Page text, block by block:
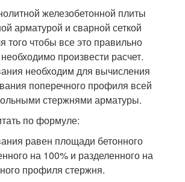
железобетонной плиты
арматурой и сварной сеткой
того чтобы все это правильно
произвести расчет.
необходим для вычисления
поперечного профиля всей
стержнями арматуры.
по формуле:
равен площади бетонного
на 100% и разделенного на
профиля стержня.